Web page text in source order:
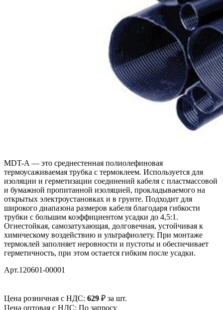
MDT-A — это среднестенная полиолефиновая
термоусаживаемая трубка с термоклеем. Используется для
изоляции и герметизации соединений кабеля с пластмассовой
и бумажной пропитанной изоляцией, прокладываемого на
открытых электроустановках и в грунте. Подходит для
широкого диапазона размеров кабеля благодаря гибкости
трубки с большим коэффициентом усадки до 4,5:1.
Огнестойкая, самозатухающая, долговечная, устойчивая к
химическому воздействию и ультрафиолету. При монтаже
термоклей заполняет неровности и пустоты и обеспечивает
герметичность, при этом остается гибким после усадки.
Арт.120601-00001
Цена розничная с НДС: 629 ₽ за шт.
Цена оптовая с НДС: По запросу